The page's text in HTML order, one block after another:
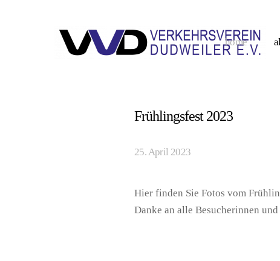
home
Frühlingsfest 2023
25. April 2023
Hier finden Sie Fotos vom
Danke an alle Besucherinnen